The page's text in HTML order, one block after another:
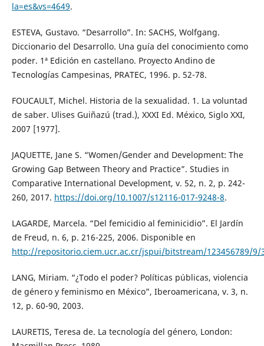
la=es&vs=4649.
ESTEVA, Gustavo. “Desarrollo”. In: SACHS, Wolfgang.
Diccionario del Desarrollo. Una guía del conocimiento como
poder. 1ª Edición en castellano. Proyecto Andino de
Tecnologías Campesinas, PRATEC, 1996. p. 52-78.
FOUCAULT, Michel. Historia de la sexualidad. 1. La voluntad
de saber. Ulises Guiñazú (trad.), XXXI Ed. México, Siglo XXI,
2007 [1977].
JAQUETTE, Jane S. “Women/Gender and Development: The
Growing Gap Between Theory and Practice”. Studies in
Comparative International Development, v. 52, n. 2, p. 242-
260, 2017. https://doi.org/10.1007/s12116-017-9248-8.
LAGARDE, Marcela. “Del femicidio al feminicidio”. El Jardín
de Freud, n. 6, p. 216-225, 2006. Disponible en
http://repositorio.ciem.ucr.ac.cr/jspui/bitstream/123456789/9/
LANG, Miriam. “¿Todo el poder? Políticas públicas, violencia
de género y feminismo en México”, Iberoamericana, v. 3, n.
12, p. 60-90, 2003.
LAURETIS, Teresa de. La tecnología del género, London: